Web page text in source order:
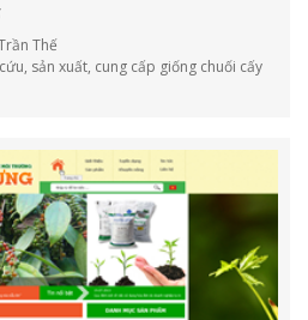
Thế
sản xuất, cung cấp giống chuối cấy